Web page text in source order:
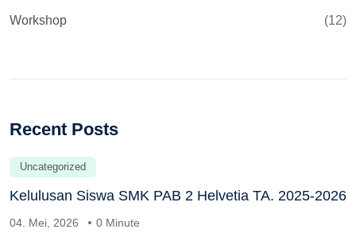
Workshop (12)
Recent Posts
Uncategorized
Kelulusan Siswa SMK PAB 2 Helvetia TA. 2025-2026
04. Mei, 2026 0 Minute